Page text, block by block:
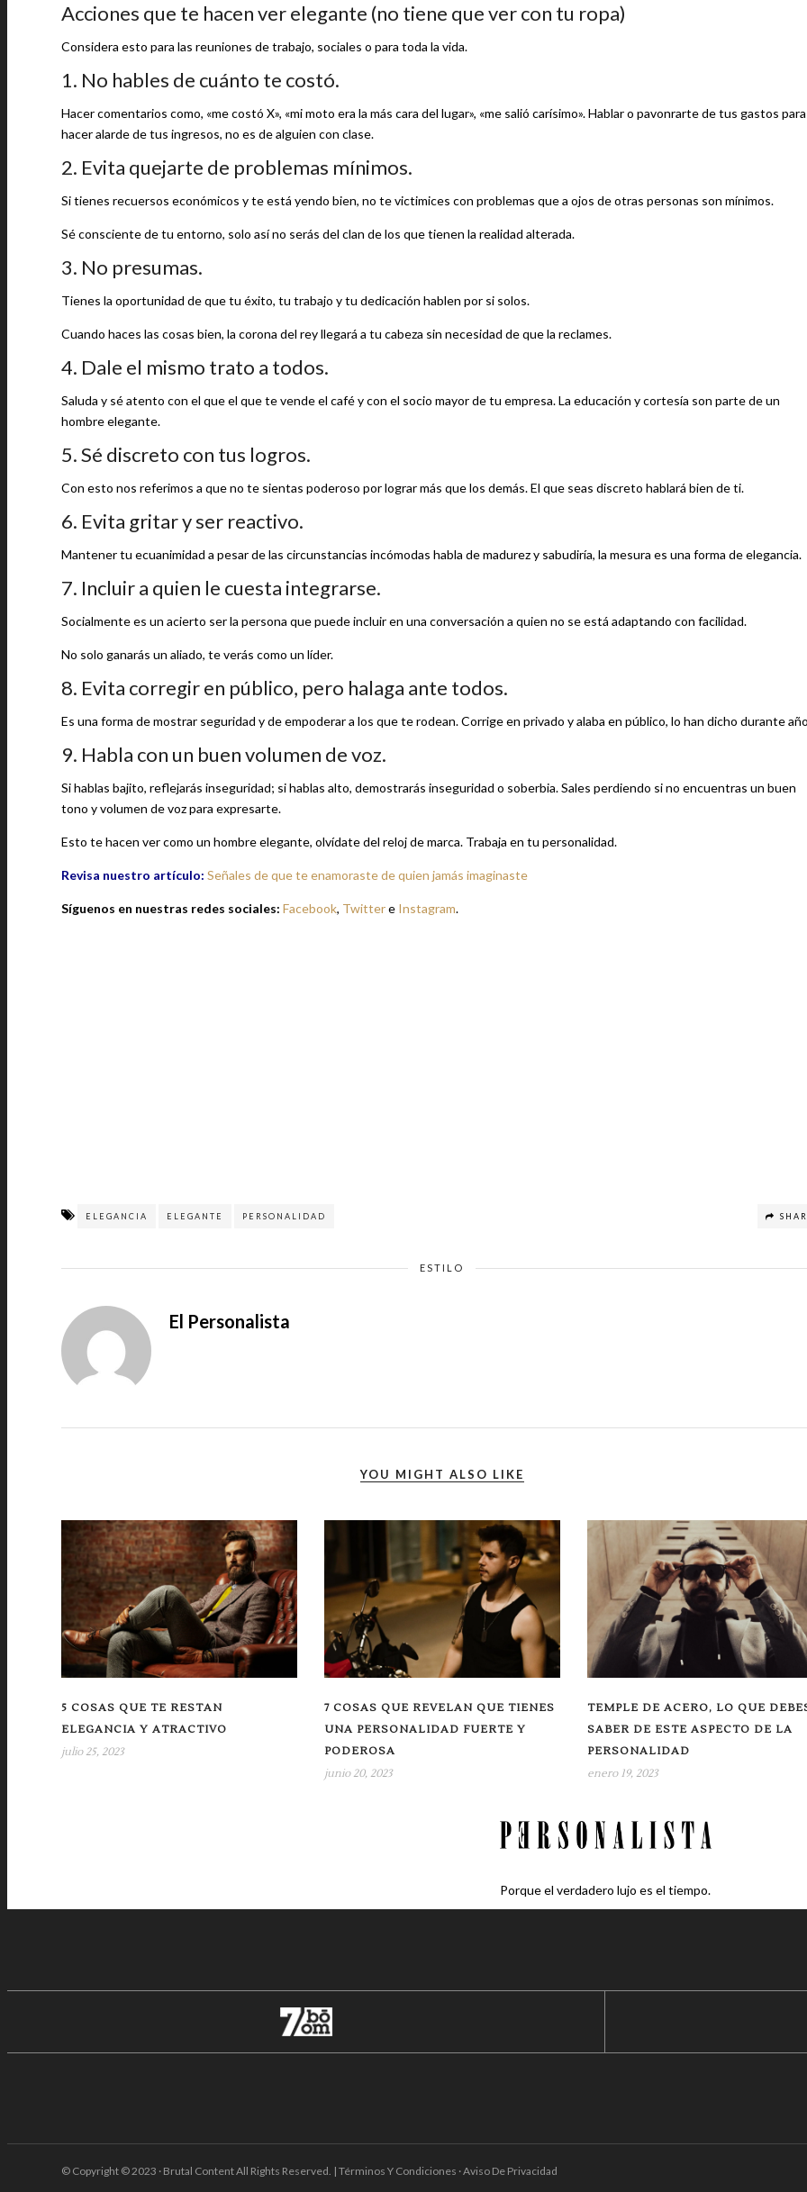
Acciones que te hacen ver elegante (no tiene que ver con tu ropa)
Considera esto para las reuniones de trabajo, sociales o para toda la vida.
1. No hables de cuánto te costó.
Hacer comentarios como, «me costó X», «mi moto era la más cara del lugar», «me salió carísimo». Hablar o pavonrarte de tus gastos para
hacer alarde de tus ingresos, no es de alguien con clase.
2. Evita quejarte de problemas mínimos.
Si tienes recuersos económicos y te está yendo bien, no te victimices con problemas que a ojos de otras personas son mínimos.
Sé consciente de tu entorno, solo así no serás del clan de los que tienen la realidad alterada.
3. No presumas.
Tienes la oportunidad de que tu éxito, tu trabajo y tu dedicación hablen por si solos.
Cuando haces las cosas bien, la corona del rey llegará a tu cabeza sin necesidad de que la reclames.
4. Dale el mismo trato a todos.
Saluda y sé atento con el que el que te vende el café y con el socio mayor de tu empresa. La educación y cortesía son parte de un
hombre elegante.
5. Sé discreto con tus logros.
Con esto nos referimos a que no te sientas poderoso por lograr más que los demás. El que seas discreto hablará bien de ti.
6. Evita gritar y ser reactivo.
Mantener tu ecuanimidad a pesar de las circunstancias incómodas habla de madurez y sabudiría, la mesura es una forma de elegancia.
7. Incluir a quien le cuesta integrarse.
Socialmente es un acierto ser la persona que puede incluir en una conversación a quien no se está adaptando con facilidad.
No solo ganarás un aliado, te verás como un líder.
8. Evita corregir en público, pero halaga ante todos.
Es una forma de mostrar seguridad y de empoderar a los que te rodean. Corrige en privado y alaba en público, lo han dicho durante
9. Habla con un buen volumen de voz.
Si hablas bajito, reflejarás inseguridad; si hablas alto, demostrarás inseguridad o soberbia. Sales perdiendo si no encuentras un buen
tono y volumen de voz para expresarte.
Esto te hacen ver como un hombre elegante, olvídate del reloj de marca. Trabaja en tu personalidad.
Revisa nuestro artículo: Señales de que te enamoraste de quien jamás imaginaste
Síguenos en nuestras redes sociales: Facebook, Twittere Instagram.
ELEGANCIA ELEGANTE PERSONALIDAD
ESTILO
El Personalista
YOU MIGHT ALSO LIKE
5 COSAS QUE TE RESTAN
ELEGANCIA Y ATRACTIVO
julio 25, 2023
7 COSAS QUE REVELAN QUE TIENES
UNA PERSONALIDAD FUERTE Y
PODEROSA
junio 20, 2023
TEMPLE DE ACERO, LO QUE
SABER DE ESTE ASPECTO DE LA
PERSONALIDAD
enero 19, 2023
Porque el verdadero lujo es el tiempo.
© Copyright © 2023 · Brutal Content All Rights Reserved. | Términos Y Condiciones · Aviso De Privacidad